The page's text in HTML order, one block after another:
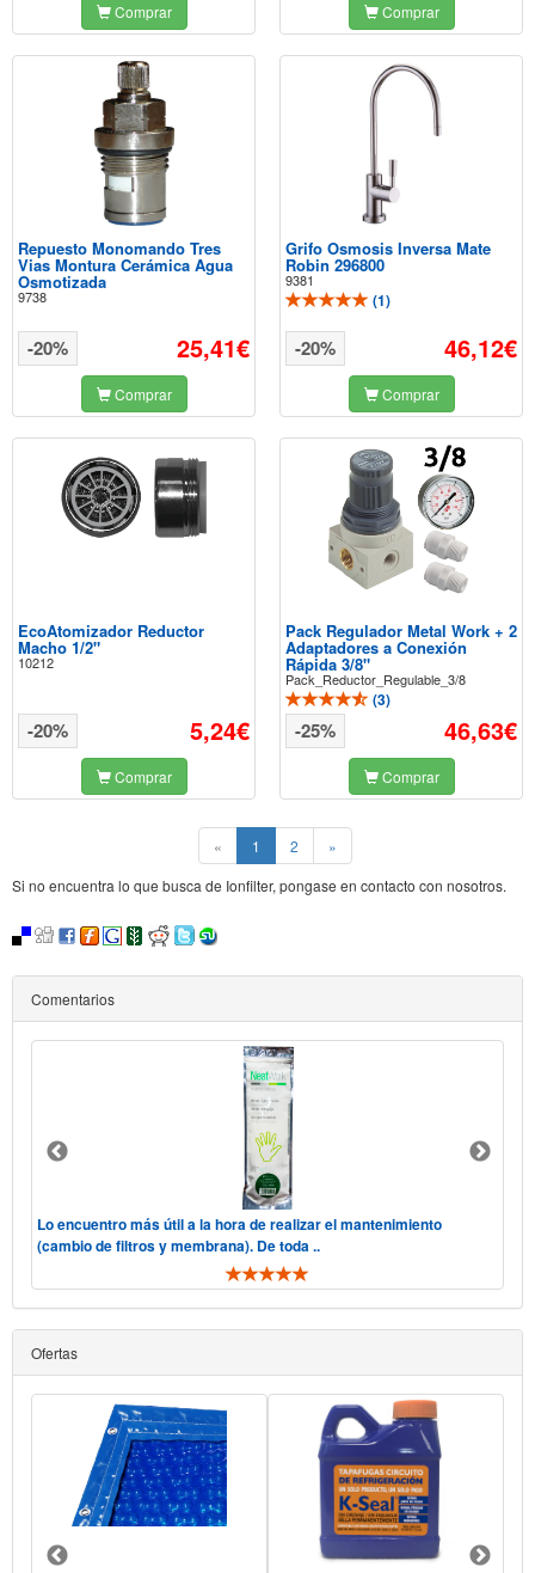
Comprar Comprar
Repuesto Monomando Tres
Vias Montura Cerámica Agua
Osmotizada
9738
25,41€
-20%
Comprar
Grifo Osmosis Inversa Mate
Robin 296800
9381
(1)
46,12€
-20%
Comprar
EcoAtomizador Reductor
Macho 1/2"
10212
5,24€
-20%
Comprar
Pack Regulador Metal Work + 2
Adaptadores a Conexión
Rápida 3/8"
Pack_Reductor_Regulable_3/8
(3)
46,63€
-25%
Comprar
« 1 (current)
2
»
Si no encuentra lo que busca de Ionfilter, pongase en contacto con nosotros.
Comentarios
Lo encuentro más útil a la hora de realizar el mantenimiento
(cambio de filtros y membrana). De toda ..
Ofertas